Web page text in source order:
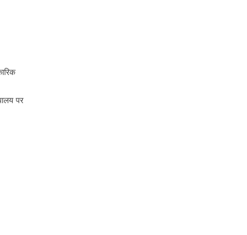
पर